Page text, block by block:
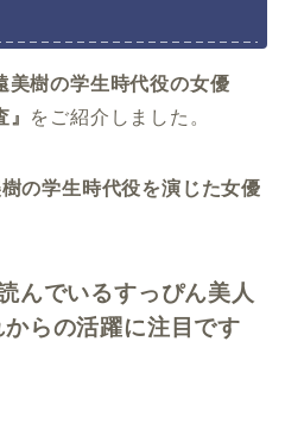
美樹の学生時代役の女優
をご紹介しました。
の学生時代役を演じた女優
んでいるすっぴん美人
らの活躍に注目です